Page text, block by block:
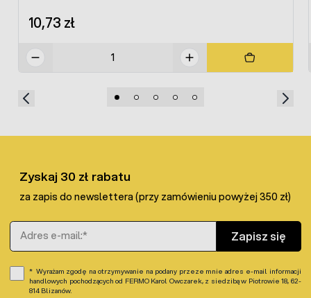
10,73 zł
Zyskaj 30 zł rabatu
za zapis do newslettera (przy zamówieniu powyżej 350 zł)
Adres e-mail
Zapisz się
Wyrażam zgodę na otrzymywanie na podany przeze mnie adres e-mail informacji
handlowych pochodzących od FERMO Karol Owczarek, z siedzibą w Piotrowie 18, 62-
814 Blizanów.